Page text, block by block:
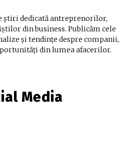
știri dedicată antreprenorilor,
din business. Publicăm cele
și tendințe despre companii,
din lumea afacerilor.
Media